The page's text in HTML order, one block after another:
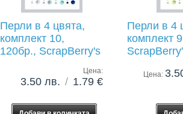
Перли в 4 цвята,
комплект 10,
120бр., ScrapBerry's
Перли в 4
комплект
Цена:
3.50 лв. / 1.79 €
Цена: